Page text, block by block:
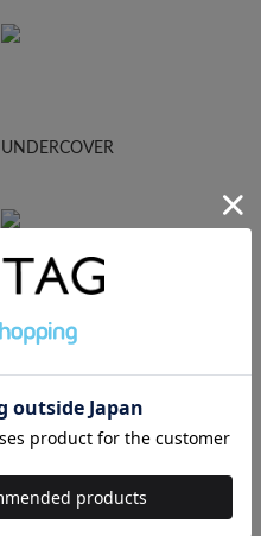
UNDERCOVER
Needles
HUMAN MADE